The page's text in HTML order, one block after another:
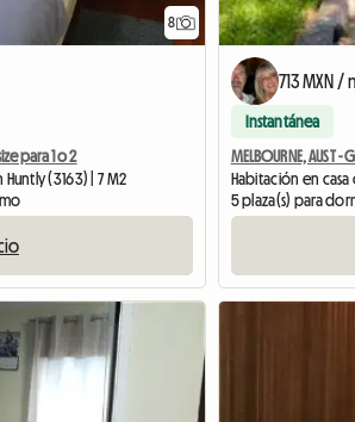
8
para 1 o 2
(3163) | 7 M2
713 MXN /
Instantánea
MELBOURNE, AUST
Habitación en
5 plaza(s) para